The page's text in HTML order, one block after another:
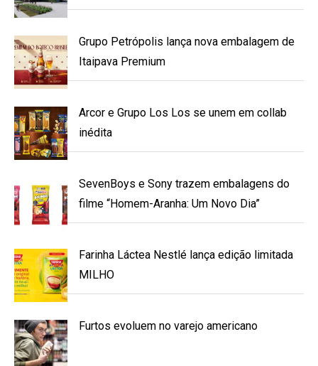
Grupo Petrópolis lança nova embalagem de
Itaipava Premium
Arcor e Grupo Los Los se unem em collab
inédita
SevenBoys e Sony trazem embalagens do
filme “Homem-Aranha: Um Novo Dia”
Farinha Láctea Nestlé lança edição limitada
MILHO
Furtos evoluem no varejo americano